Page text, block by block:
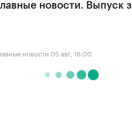
Главные новости. Выпуск
новости 05 авг, 16:00